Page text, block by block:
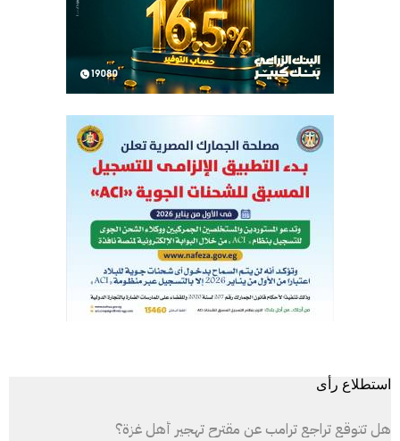
استطلاع رأى
هل تتوقع تراجع ترامب عن مقترح تهجير أهل غزة؟